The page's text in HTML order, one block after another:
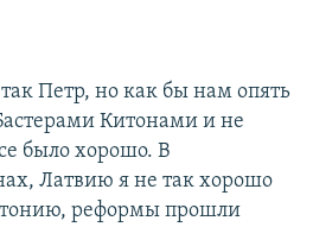
Петр, но как бы нам опять
Китонами и не
было хорошо. В
Латвию я не так хорошо
реформы прошли